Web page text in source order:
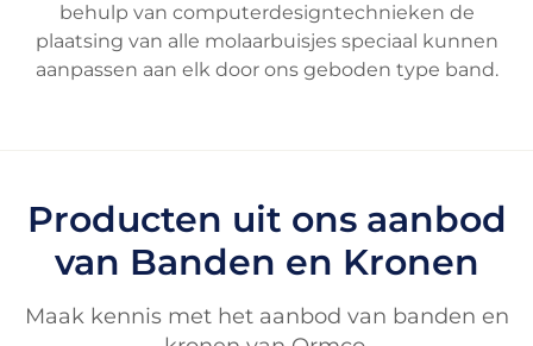
behulp van computerdesigntechnieken de
plaatsing van alle molaarbuisjes speciaal kunnen
aanpassen aan elk door ons geboden type band.
Producten uit ons aanbod
van Banden en Kronen
Maak kennis met het aanbod van banden en